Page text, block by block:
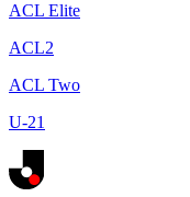
ACL Elite
ACL2
ACL Two
U-21